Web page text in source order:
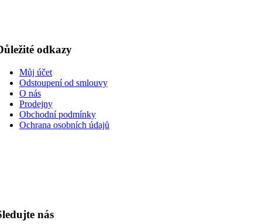
odkazy
Můj účet
Odstoupení od smlouvy
O nás
Prodejny
Obchodní podmínky
Ochrana osobních údajů
nás